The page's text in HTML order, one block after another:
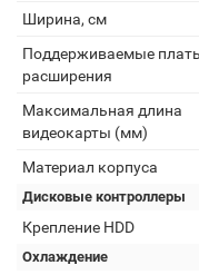
Ширина, см
Поддерживаемые
расширения
Максимальная длина
видеокарты (мм)
Материал корпуса
Дисковые контроллеры
Крепление HDD
Охлаждение